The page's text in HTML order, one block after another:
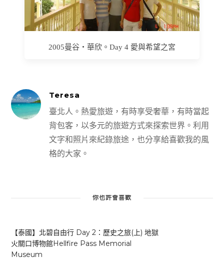
2005曼谷‧華欣。Day 4 愛與希望之宮
Teresa
臺北人。熱愛旅遊，有時享受奢華，有時當起
背包客，以多元的旅遊方式來探索世界。利用
文字和照片來紀錄旅途，也分享給喜歡我的風
格的大家。
你也許會喜歡
【泰國】北碧自由行 Day 2：歷史之旅(上) 地獄
火關口博物館Hellfire Pass Memorial
Museum